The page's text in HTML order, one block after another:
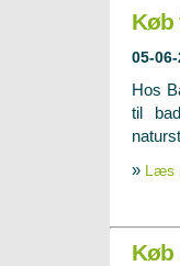
Køb
05-
Hos
til
» Læs
Køb